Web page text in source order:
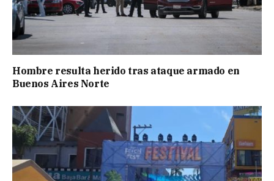
Hombre resulta herido tras ataque armado en
Buenos Aires Norte